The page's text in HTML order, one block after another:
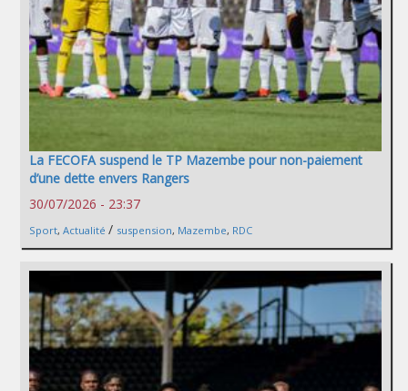
La FECOFA suspend le TP Mazembe pour non-paiement
d’une dette envers Rangers
30/07/2026 - 23:37
Sport, Actualité / suspension, Mazembe, RDC